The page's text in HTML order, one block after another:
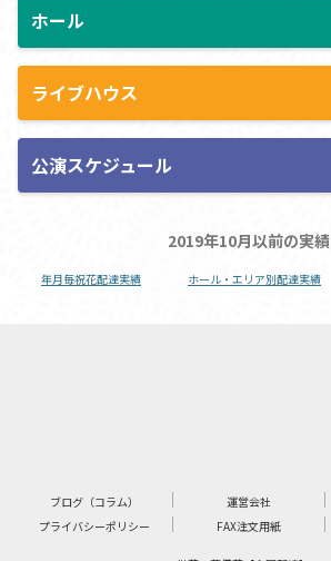
ホール
ライブハウス
公演スケジュール
2019年10月以前の実績
年月毎祝花配達実績 ホール・エリア別配達実績
ブログ（コラム） 運営会社
プライバシーポリシー
FAX注文用紙